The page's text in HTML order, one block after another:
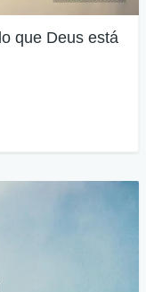
que Deus está